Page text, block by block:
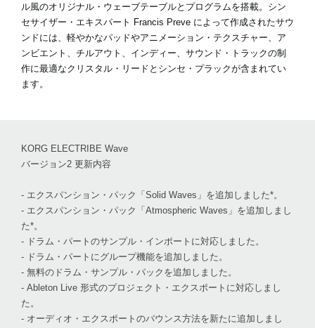
ル風のオリジナル・ウェーブテーブルとプログラムを搭載。シン
セサイザー・エキスパート Francis Preve によって作成されたサウ
ンドには、軽やかなパッドやアニメーション・テクスチャー、ア
ンビエント、チルアウト、インディー、サウンド・トラックの制
作に最適なクリスタル・リードとシンセ・プラックが含まれてい
ます。
KORG ELECTRIBE Wave
バージョン2 更新内容
- エクスパンション・パック「Solid Waves」を追加しました*。
- エクスパンション・パック「Atmospheric Waves」を追加しまし
た*。
- ドラム・パートのサンプル・インポートに対応しました。
- ドラム・パートにグループ機能を追加しました。
- 無料のドラム・サンプル・パックを追加しました。
- Ableton Live 形式のプロジェクト・エクスポートに対応しまし
た。
- オーディオ・エクスポートのバウンス方法を新たに追加しまし